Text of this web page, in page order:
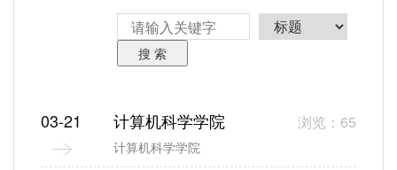
搜 索
计算机科学学院 浏览：65
计算机科学学院
03-21